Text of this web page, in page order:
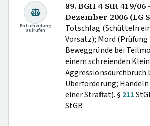
Entscheidung
aufrufen
89. BGH 4 StR 419/
Dezember 2006 (LG
Totschlag (Schütteln
Vorsatz); Mord
Beweggründe bei
einem schreienden
Aggressionsdurchbruch
Überforderung;
einer Straftat). § 211
StGB